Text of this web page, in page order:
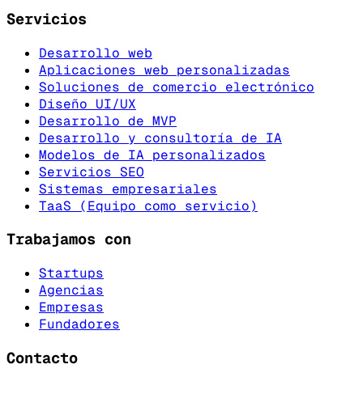
Servicios
Desarrollo web
Aplicaciones web personalizadas
Soluciones de comercio electrónico
Diseño UI/UX
Desarrollo de MVP
Desarrollo y consultoría de IA
Modelos de IA personalizados
Servicios SEO
Sistemas empresariales
TaaS (Equipo como servicio)
Trabajamos con
Startups
Agencias
Empresas
Fundadores
Contacto